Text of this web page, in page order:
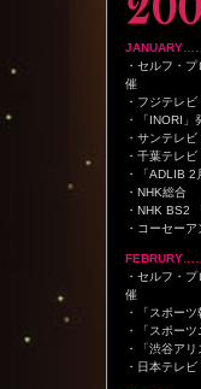
・セルフ・
催
・フジテレ
・「INORI」
・サンテレ
・千葉テレ
・「ADLIB 2
・NHK総合
・NHK BS2
・コーセー
・セルフ・
催
・「スポー
・「スポー
・「渋谷ア
・日本テレビ